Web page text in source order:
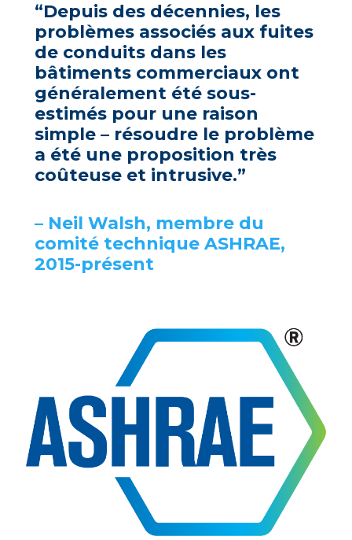
“Depuis des décennies, les
problèmes associés aux fuites
de conduits dans les
bâtiments commerciaux ont
généralement été sous-
estimés pour une raison
simple – résoudre le problème
a été une proposition très
coûteuse et intrusive.”
– Neil Walsh, membre du
comité technique ASHRAE,
2015-présent